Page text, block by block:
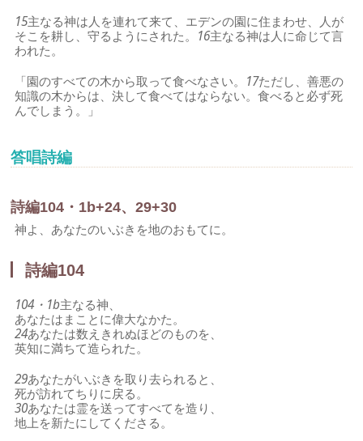
15主なる神は人を連れて来て、エデンの園に住まわせ、人が
そこを耕し、守るようにされた。 16主なる神は人に命じて言
われた。
「園のすべての木から取って食べなさい。 17ただし、善悪の
知識の木からは、決して食べてはならない。食べると必ず死
んでしまう。」
答唱詩編
詩編104・1b+24、29+30
神よ、あなたのいぶきを地のおもてに。
詩編104
104・1b主なる神、
あなたはまことに偉大なかた。
24あなたは数えきれぬほどのものを、
英知に満ちて造られた。
29あなたがいぶきを取り去られると、
死が訪れてちりに戻る。
30あなたは霊を送ってすべてを造り、
地上を新たにしてくださる。